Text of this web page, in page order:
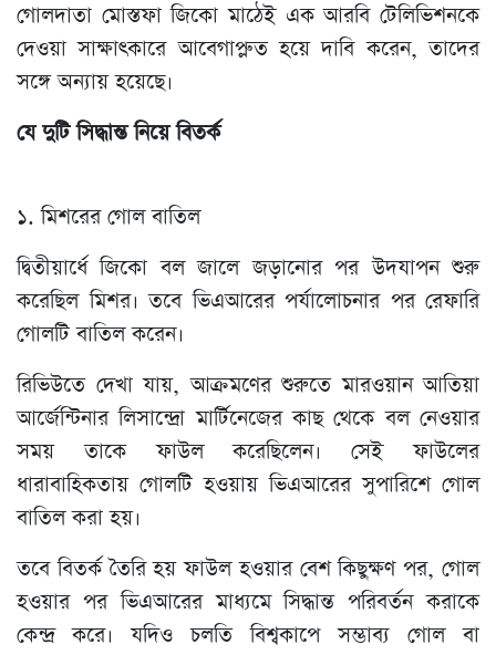
গোলদাতা মোস্তফা জিকো মাঠেই এক আরবি টেলিভিশনকে
দেওয়া সাক্ষাৎকারে আবেগাপ্লুত হয়ে দাবি করেন, তাদের
সঙ্গে অন্যায় হয়েছে।
যে দুটি সিদ্ধান্ত নিয়ে বিতর্ক
১. মিশরের গোল বাতিল
দ্বিতীয়ার্ধে জিকো বল জালে জড়ানোর পর উদযাপন শুরু
করেছিল মিশর। তবে ভিএআরের পর্যালোচনার পর রেফারি
গোলটি বাতিল করেন।
রিভিউতে দেখা যায়, আক্রমণের শুরুতে মারওয়ান আতিয়া
আর্জেন্টিনার লিসান্দ্রো মার্টিনেজের কাছ থেকে বল নেওয়ার
সময় তাকে ফাউল করেছিলেন। সেই ফাউলের
ধারাবাহিকতায় গোলটি হওয়ায় ভিএআরের সুপারিশে গোল
বাতিল করা হয়।
তবে বিতর্ক তৈরি হয় ফাউল হওয়ার বেশ কিছুক্ষণ পর, গোল
হওয়ার পর ভিএআরের মাধ্যমে সিদ্ধান্ত পরিবর্তন করাকে
কেন্দ্র করে। যদিও চলতি বিশ্বকাপে সম্ভাব্য গোল বা